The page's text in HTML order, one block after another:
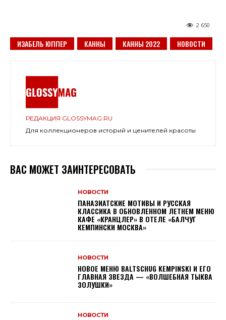
2 650
ИЗАБЕЛЬ ЮППЕР КАННЫ КАННЫ 2022 НОВОСТИ
РЕДАКЦИЯ GLOSSYMAG.RU
Для коллекционеров историй и ценителей красоты
ВАС МОЖЕТ ЗАИНТЕРЕСОВАТЬ
НОВОСТИ
ПАНАЗИАТСКИЕ МОТИВЫ И РУССКАЯ
КЛАССИКА В ОБНОВЛЕННОМ ЛЕТНЕМ МЕНЮ
КАФЕ «КРАНЦЛЕР» В ОТЕЛЕ «БАЛЧУГ
КЕМПИНСКИ МОСКВА»
НОВОСТИ
НОВОЕ МЕНЮ BALTSCHUG KEMPINSKI И ЕГО
ГЛАВНАЯ ЗВЕЗДА — «ВОЛШЕБНАЯ ТЫКВА
ЗОЛУШКИ»
НОВОСТИ